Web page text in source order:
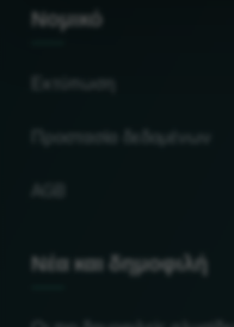
Νομικό
Εκτύπωση
Προστασία δεδομένων
Νέα και δημοφιλή